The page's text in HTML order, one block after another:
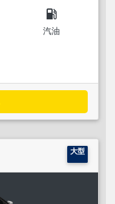
local_gas_station
汽油
大型